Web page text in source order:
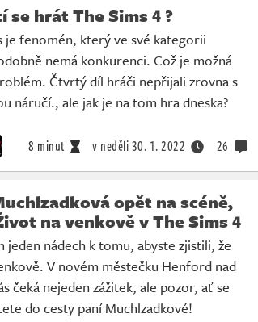
se hrát The Sims 4 ?
je fenomén, který ve své kategorii
nemá konkurenci. Což je možná
Čtvrtý díl hráči nepřijali zrovna s
náručí., ale jak je na tom hra dneska?
8 minut v neděli30. 1. 2022 26
opět na scéně,
na venkově v The Sims 4
jeden nádech k tomu, abyste zjistili, že
V novém městečku Henford nad
čeká nejeden zážitek, ale pozor, ať se
do cesty paní Muchlzadkové!